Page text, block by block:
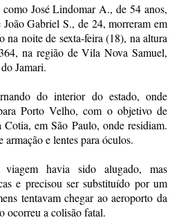
José Lindomar A., de 54 anos,
Gabriel S., de 24, morreram em
na noite de sexta-feira (18), na altura
na região de Vila Nova Samuel,
Jamari.
do interior do estado, onde
Porto Velho, com o objetivo de
em São Paulo, onde residiam.
e lentes para óculos.
havia sido alugado, mas
e precisou ser substituído por um
tentavam chegar ao aeroporto da
ocorreu a colisão fatal.